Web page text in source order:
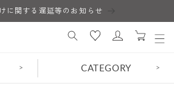
に関する遅延等のお知らせ
ロ
イ
カ
ー
> CATEGORY >